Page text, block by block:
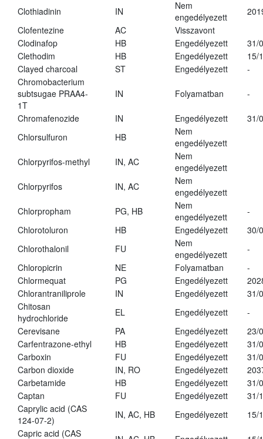
Clothiadinin
IN
Nem
engedélyezett
Clofentezine
AC
Visszavont
Clodinafop
HB Engedélyezett
31/
Clethodim
HB Engedélyezett
15/
Clayed charcoal
ST Engedélyezett
-
Chromobacterium
subtsugae PRAA4-
1T
IN Folyamatban -
Chromafenozide IN Engedélyezett
31/
Chlorsulfuron
HB
Nem
engedélyezett
Chlorpyrifos-methyl
IN, AC
Nem
engedélyezett
Chlorpyrifos
IN, AC
Nem
engedélyezett
Chlorpropham
PG, HB
Nem
engedélyezett
-
Chlorotoluron
HB Engedélyezett
30/
Chlorothalonil
FU
Nem
engedélyezett
-
Chloropicrin
NE Folyamatban
-
Chlormequat
PG Engedélyezett
Chlorantraniliprole
IN Engedélyezett
31/
Chitosan
hydrochloride
EL Engedélyezett
-
Cerevisane
PA Engedélyezett
23/
Carfentrazone-ethyl
HB Engedélyezett
31/
Carboxin
FU Engedélyezett
31/
Carbon dioxide
IN, RO Engedélyezett
Carbetamide
HB Engedélyezett
31/
Captan
FU Engedélyezett
31/
Caprylic acid (CAS
124-07-2)
IN, AC, HB Engedélyezett
15/
Capric acid (CAS